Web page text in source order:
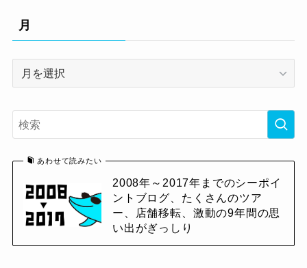
リ
ー
月
あわせて読みたい
2008年～2017年までのシーポイ
ントブログ、たくさんのツア
ー、店舗移転、激動の9年間の思
い出がぎっしり